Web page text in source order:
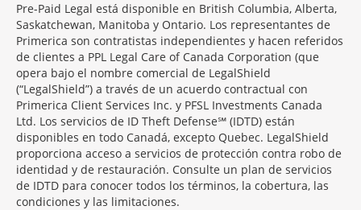
Pre-Paid Legal está disponible en British Columbia, Alberta,
Saskatchewan, Manitoba y Ontario. Los representantes de
Primerica son contratistas independientes y hacen referidos
de clientes a PPL Legal Care of Canada Corporation (que
opera bajo el nombre comercial de LegalShield
(“LegalShield”) a través de un acuerdo contractual con
Primerica Client Services Inc. y PFSL Investments Canada
Ltd. Los servicios de ID Theft Defense℠ (IDTD) están
disponibles en todo Canadá, excepto Quebec. LegalShield
proporciona acceso a servicios de protección contra robo de
identidad y de restauración. Consulte un plan de servicios
de IDTD para conocer todos los términos, la cobertura, las
condiciones y las limitaciones.